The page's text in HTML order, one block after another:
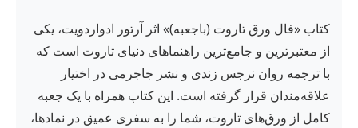
کتاب «فال ورق تاروت (باجعبه)» اثر آرتور ادواردویت، یکی
از معتبرترین و جامع‌ترین راهنماهای دنیای تاروت است که
با ترجمه روان نرجس زندی و نشر جاجرمی در اختیار
علاقه‌مندان قرار گرفته است. این کتاب همراه با یک جعبه
کامل از ورق‌های تاروت، شما را به سفری عمیق در نمادها،